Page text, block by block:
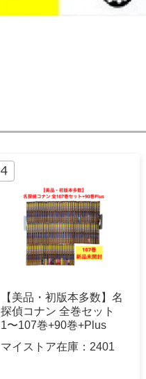
【美品・初版本多数】名
探偵コナン 全巻セット
1〜107巻+90巻+Plus
マイストア在庫： 2401